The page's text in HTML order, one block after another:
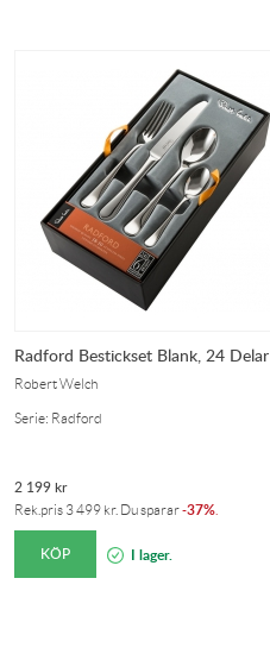
Radford Bestickset Blank, 24 Delar
Robert Welch
Serie: Radford
2 199kr
Rek.pris 3 499 kr. Du sparar-37%
KÖP I lager.